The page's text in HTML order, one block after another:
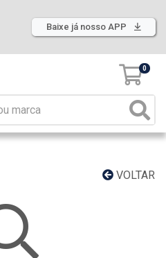
Baixe já nosso APP
0
VOLTAR